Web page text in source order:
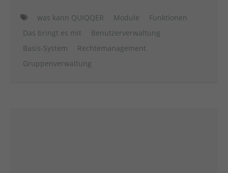
was kann QUIQQER Module
Funktionen
Das bringt es mit
Benutzerverwaltung
Basis-System
Rechtemanagement
Gruppenverwaltung